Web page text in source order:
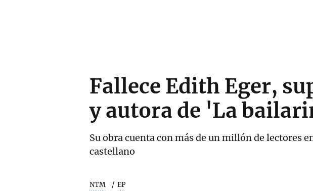
Fallece Edith Eger,
y autora de 'La
Su obra cuenta con más de un millón de lectores
castellano
NTM EP